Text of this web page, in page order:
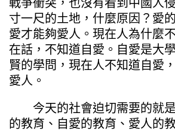
戰爭衝突，也沒有看到中國人
寸一尺的土地，什麼原因？愛
愛才能夠愛人。現在人為什麼
在話，不知道自愛。自愛是大
賢的學問，現在人不知道自愛
愛人。
今天的社會迫切需要的就是
的教育、自愛的教育、愛人的